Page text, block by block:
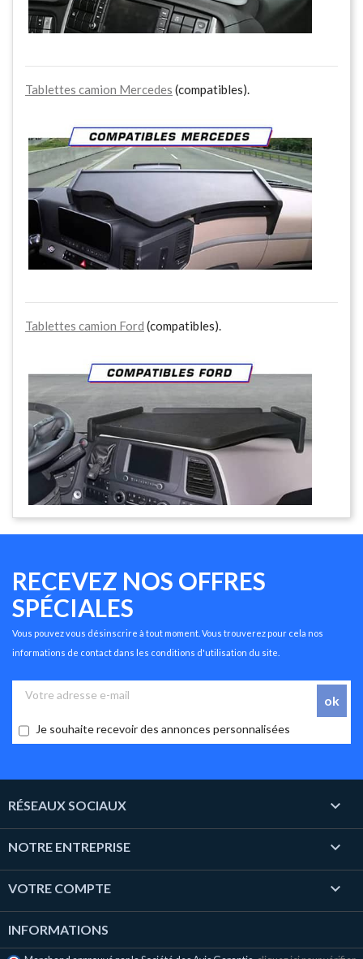
Tablettes camion Mercedes (compatibles).
Tablettes camion Ford (compatibles).
RECEVEZ NOS OFFRES
SPÉCIALES
Vous pouvez vous désinscrire à tout moment. Vous trouverez pour cela nos
informations de contact dans les conditions d'utilisation du site.
Je souhaite recevoir des annonces personnalisées
RÉSEAUX SOCIAUX 
NOTRE ENTREPRISE 
VOTRE COMPTE 
INFORMATIONS